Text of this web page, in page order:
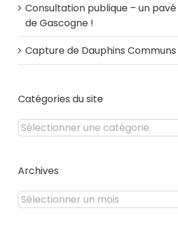
Consultation publique – un
de Gascogne !
Capture de Dauphins Communs
Catégories du site
Catégories
du
Archives
Archives